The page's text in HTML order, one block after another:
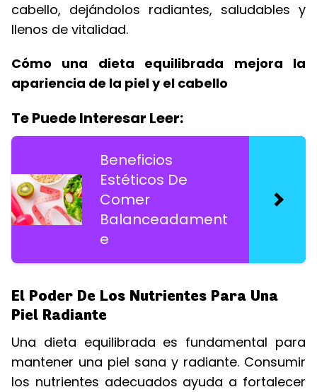
cabello, dejándolos radiantes, saludables y
llenos de vitalidad.
Cómo una dieta equilibrada mejora la
apariencia de la piel y el cabello
Te Puede Interesar Leer:
Beneficios
Estéticos De
Comer
Balanceadament
e
El Poder De Los Nutrientes Para Una
Piel Radiante
Una dieta equilibrada es fundamental para
mantener una piel sana y radiante. Consumir
los nutrientes adecuados ayuda a fortalecer